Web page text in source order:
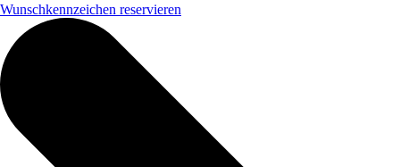
Wunschkennzeichen reservieren